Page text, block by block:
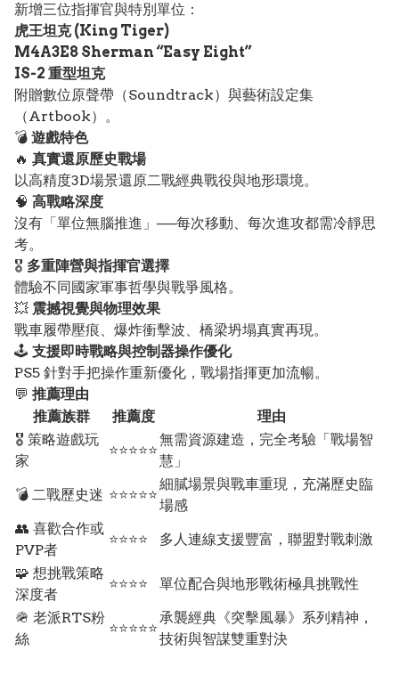
新增三位指揮官與特別單位：
虎王坦克 (King Tiger)
M4A3E8 Sherman “Easy Eight”
IS-2 重型坦克
附贈數位原聲帶（Soundtrack）與藝術設定集
（Artbook）。
💣 遊戲特色
🔥 真實還原歷史戰場
以高精度3D場景還原二戰經典戰役與地形環境。
🧠 高戰略深度
沒有「單位無腦推進」──每次移動、每次進攻都需冷靜思
考。
🎖️ 多重陣營與指揮官選擇
體驗不同國家軍事哲學與戰爭風格。
💥 震撼視覺與物理效果
戰車履帶壓痕、爆炸衝擊波、橋梁坍塌真實再現。
🕹️ 支援即時戰略與控制器操作優化
PS5 針對手把操作重新優化，戰場指揮更加流暢。
💬 推薦理由
推薦族群
推薦度
理由
🎖️ 策略遊戲玩
家
⭐⭐⭐⭐⭐
無需資源建造，完全考驗「戰場智
慧」
💣 二戰歷史迷 ⭐⭐⭐⭐⭐
細膩場景與戰車重現，充滿歷史臨
場感
👥 喜歡合作或
PVP者
⭐⭐⭐⭐
多人連線支援豐富，聯盟對戰刺激
🧩 想挑戰策略
深度者
⭐⭐⭐⭐
單位配合與地形戰術極具挑戰性
🪖 老派RTS粉
絲
⭐⭐⭐⭐⭐
承襲經典《突擊風暴》系列精神，
技術與智謀雙重對決